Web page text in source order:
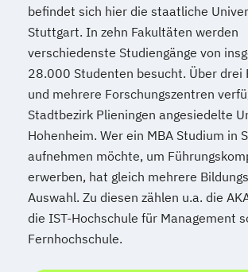
befindet sich hier die staatliche
Stuttgart. In zehn Fakultäten werden
verschiedenste Studiengänge von
28.000 Studenten besucht. Über drei
und mehrere Forschungszentren
Stadtbezirk Plieningen angesiedelte
Hohenheim. Wer ein MBA Studium in
aufnehmen möchte, um
erwerben, hat gleich mehrere
Auswahl. Zu diesen zählen u.a. die
die IST-Hochschule für Management
Fernhochschule.